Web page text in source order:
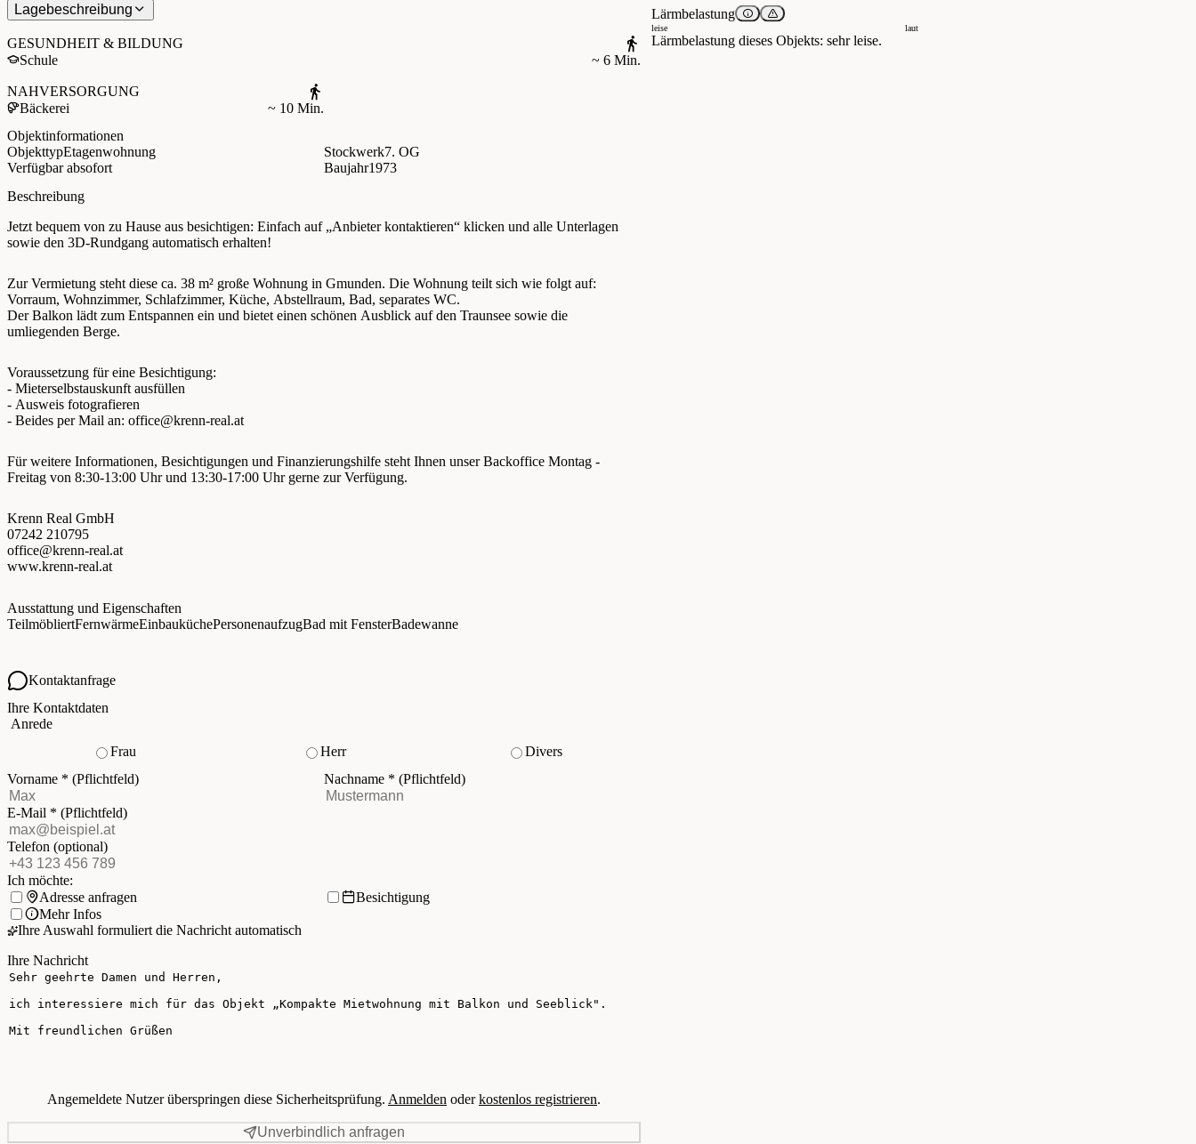
+
−
Lagebeschreibung
GESUNDHEIT & BILDUNG
Schule
~ 6 Min.
NAHVERSORGUNG
Bäckerei
~ 10 Min.
Objektinformationen
ObjekttypEtagenwohnung Stockwerk7. OG
Verfügbar absofort Baujahr1973
Beschreibung
Jetzt bequem von zu Hause aus besichtigen: Einfach auf „Anbieter kontaktieren“ klicken und alle Unterlagen
sowie den 3D-Rundgang automatisch erhalten!
Zur Vermietung steht diese ca. 38 m² große Wohnung in Gmunden. Die Wohnung teilt sich wie folgt auf:
Vorraum, Wohnzimmer, Schlafzimmer, Küche, Abstellraum, Bad, separates WC.
Der Balkon lädt zum Entspannen ein und bietet einen schönen Ausblick auf den Traunsee sowie die
umliegenden Berge.
Voraussetzung für eine Besichtigung:
- Mieterselbstauskunft ausfüllen
- Ausweis fotografieren
- Beides per Mail an: office@krenn-real.at
Für weitere Informationen, Besichtigungen und Finanzierungshilfe steht Ihnen unser Backoffice Montag -
Freitag von 8:30-13:00 Uhr und 13:30-17:00 Uhr gerne zur Verfügung.
Krenn Real GmbH
07242 210795
office@krenn-real.at
www.krenn-real.at
Ausstattung und Eigenschaften
TeilmöbliertFernwärmeEinbauküchePersonenaufzugBad mit FensterBadewanne
Lärmbelastung
leise laut
Lärmbelastung dieses Objekts: sehr leise.
Kontaktanfrage
Ihre Kontaktdaten
Anrede
Frau
Herr
Divers
Vorname * (Pflichtfeld) Nachname * (Pflichtfeld)
E-Mail * (Pflichtfeld)
Telefon (optional)
Ich möchte:
Adresse anfragen
Besichtigung
Mehr Infos
Ihre Auswahl formuliert die Nachricht automatisch
Ihre Nachricht
Angemeldete Nutzer überspringen diese Sicherheitsprüfung. Anmelden oderkostenlos registrieren.
Unverbindlich anfragen